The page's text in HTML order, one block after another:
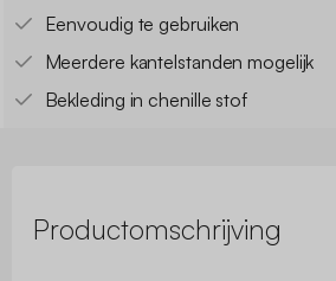
Eenvoudig te gebruiken
Meerdere kantelstanden mogelijk
Bekleding in chenille stof
Productomschrijving